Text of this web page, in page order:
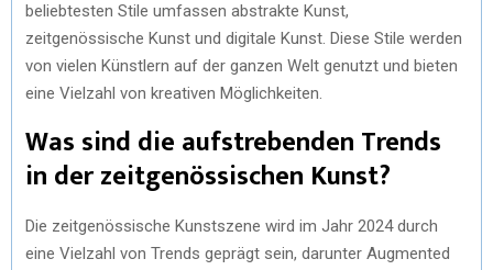
beliebtesten Stile umfassen abstrakte Kunst,
zeitgenössische Kunst und digitale Kunst. Diese Stile werden
von vielen Künstlern auf der ganzen Welt genutzt und bieten
eine Vielzahl von kreativen Möglichkeiten.
Was sind die aufstrebenden Trends
in der zeitgenössischen Kunst?
Die zeitgenössische Kunstszene wird im Jahr 2024 durch
eine Vielzahl von Trends geprägt sein, darunter Augmented